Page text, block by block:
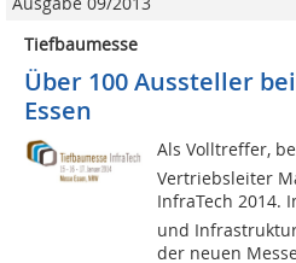
Tiefbaumesse
Über 100 Aussteller
Essen
Als Volltreffer,
Vertriebsleiter
InfraTech 2014.
und
der neuen